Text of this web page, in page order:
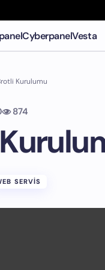
CyberpanelVesta
Kurulumu
874
SERVIS